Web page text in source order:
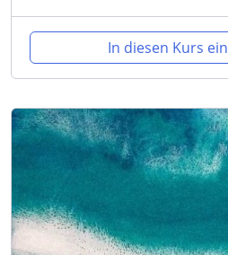
In diesen Kurs